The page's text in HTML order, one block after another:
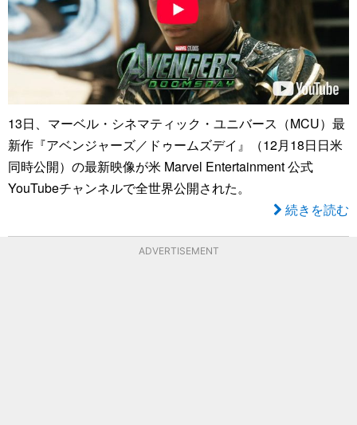
13日、マーベル・シネマティック・ユニバース（MCU）最
新作『アベンジャーズ／ドゥームズデイ』（12月18日日米
同時公開）の最新映像が米 Marvel Entertainment 公式
YouTubeチャンネルで全世界公開された。
続きを読む
ADVERTISEMENT